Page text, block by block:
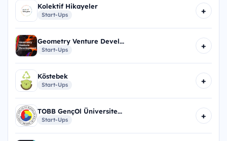
Kolektif Hikayeler
Start-Ups +
Geometry Venture Devel...
Start-Ups +
Köstebek
Start-Ups +
TOBB GençOl Üniversite...
Start-Ups +